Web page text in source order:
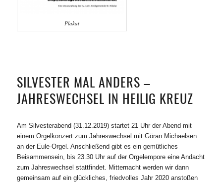
Plakat
SILVESTER MAL ANDERS –
JAHRESWECHSEL IN HEILIG KREUZ
Am Silvesterabend (31.12.2019) startet 21 Uhr der Abend mit
einem Orgelkonzert zum Jahreswechsel mit Göran Michaelsen
an der Eule-Orgel. Anschließend gibt es ein gemütliches
Beisammensein, bis 23.30 Uhr auf der Orgelempore eine Andacht
zum Jahreswechsel stattfindet. Mitternacht werden wir dann
gemeinsam auf ein glückliches, friedvolles Jahr 2020 anstoßen